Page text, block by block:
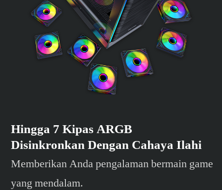
Hingga 7 Kipas ARGB
Disinkronkan Dengan Cahaya Ilahi
Memberikan Anda pengalaman bermain game
yang mendalam.